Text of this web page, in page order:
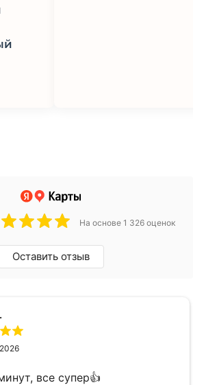
На основе 1 326 оценок
Оставить отзыв
все супер👍